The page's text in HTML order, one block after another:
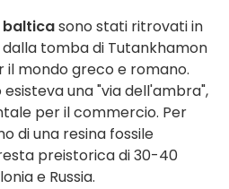
balticasono stati ritrovati in
tomba di Tutankhamon
il mondo greco e romano.
una "via dell'ambra",
per il commercio. Per
di una resina fossile
preistorica di 30-40
e Russia.